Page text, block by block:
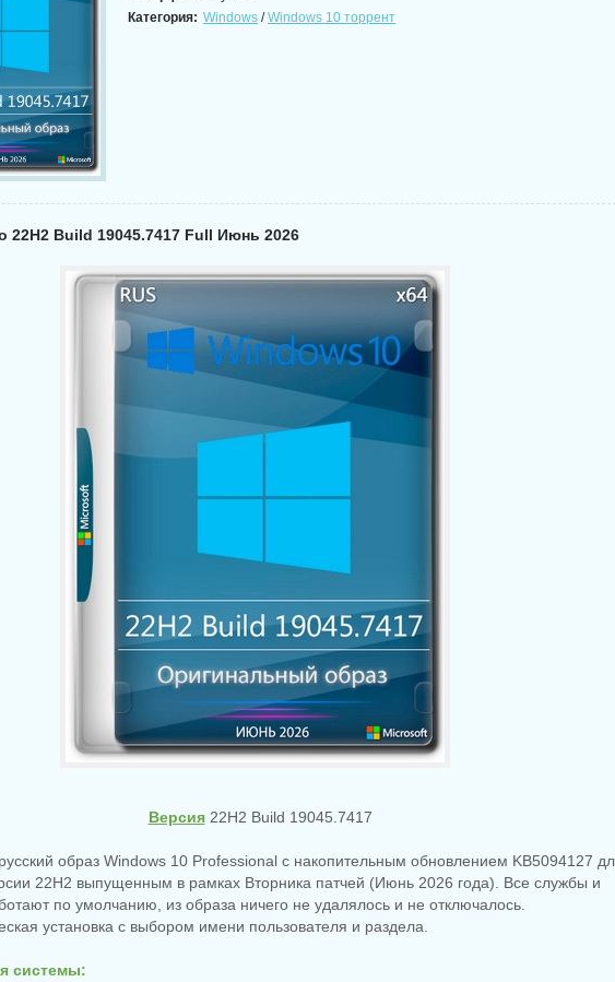
Категория: Windows /Windows 10 торрент
22H2 Build 19045.7417 Full Июнь 2026
Версия22H2 Build 19045.7417
образ Windows 10 Professional с накопительным обновлением KB5094127
22H2 выпущенным в рамках Вторника патчей (Июнь 2026 года). Все службы и
по умолчанию, из образа ничего не удалялось и не отключалось.
установка с выбором имени пользователя и раздела.
системы: